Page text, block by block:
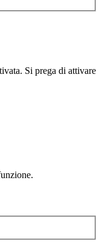
Si prega di attivare